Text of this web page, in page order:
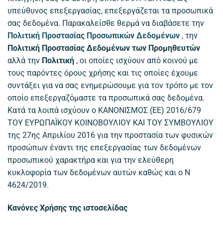
υπεύθυνος επεξεργασίας, επεξεργάζεται τα προσωπικά
σας δεδομένα. Παρακαλείσθε θερμά να διαβάσετε την
Πολιτική Προστασίας Προσωπικών Δεδομένων , την
Πολιτική Προστασίας Δεδομένων των Προμηθευτών
αλλά την Πολιτική , οι οποίες ισχύουν από κοινού με
τους παρόντες όρους χρήσης και τις οποίες έχουμε
συντάξει για να σας ενημερώσουμε για τον τρόπο με τον
οποίο επεξεργαζόμαστε τα προσωπικά σας δεδομένα.
Κατά τα λοιπά ισχύουν ο ΚΑΝΟΝΙΣΜΟΣ (ΕΕ) 2016/679
ΤΟΥ ΕΥΡΩΠΑΪΚΟΥ ΚΟΙΝΟΒΟΥΛΙΟΥ ΚΑΙ ΤΟΥ ΣΥΜΒΟΥΛΙΟΥ
της 27ης Απριλίου 2016 για την προστασία των φυσικών
προσώπων έναντι της επεξεργασίας των δεδομένων
προσωπικού χαρακτήρα και για την ελεύθερη
κυκλοφορία των δεδομένων αυτών καθώς και ο Ν
4624/2019.
Κανόνες Χρήσης της ιστοσελίδας